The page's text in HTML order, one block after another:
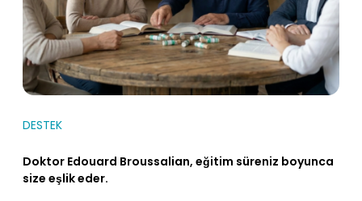
DESTEK
Doktor Edouard Broussalian, eğitim süreniz boyunca
size eşlik eder.